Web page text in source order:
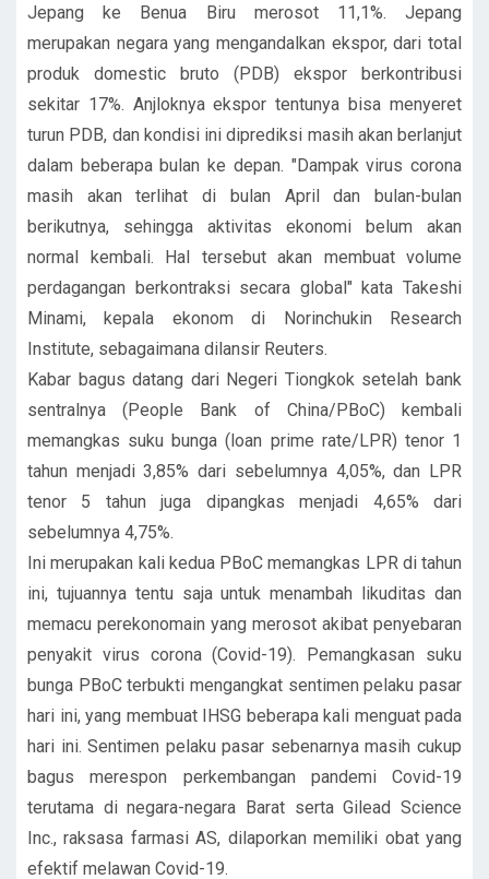
Jepang ke Benua Biru merosot 11,1%. Jepang
merupakan negara yang mengandalkan ekspor, dari total
produk domestic bruto (PDB) ekspor berkontribusi
sekitar 17%. Anjloknya ekspor tentunya bisa menyeret
turun PDB, dan kondisi ini diprediksi masih akan berlanjut
dalam beberapa bulan ke depan. "Dampak virus corona
masih akan terlihat di bulan April dan bulan-bulan
berikutnya, sehingga aktivitas ekonomi belum akan
normal kembali. Hal tersebut akan membuat volume
perdagangan berkontraksi secara global" kata Takeshi
Minami, kepala ekonom di Norinchukin Research
Institute, sebagaimana dilansir Reuters.
Kabar bagus datang dari Negeri Tiongkok setelah bank
sentralnya (People Bank of China/PBoC) kembali
memangkas suku bunga (loan prime rate/LPR) tenor 1
tahun menjadi 3,85% dari sebelumnya 4,05%, dan LPR
tenor 5 tahun juga dipangkas menjadi 4,65% dari
sebelumnya 4,75%.
Ini merupakan kali kedua PBoC memangkas LPR di tahun
ini, tujuannya tentu saja untuk menambah likuditas dan
memacu perekonomain yang merosot akibat penyebaran
penyakit virus corona (Covid-19). Pemangkasan suku
bunga PBoC terbukti mengangkat sentimen pelaku pasar
hari ini, yang membuat IHSG beberapa kali menguat pada
hari ini. Sentimen pelaku pasar sebenarnya masih cukup
bagus merespon perkembangan pandemi Covid-19
terutama di negara-negara Barat serta Gilead Science
Inc., raksasa farmasi AS, dilaporkan memiliki obat yang
efektif melawan Covid-19.